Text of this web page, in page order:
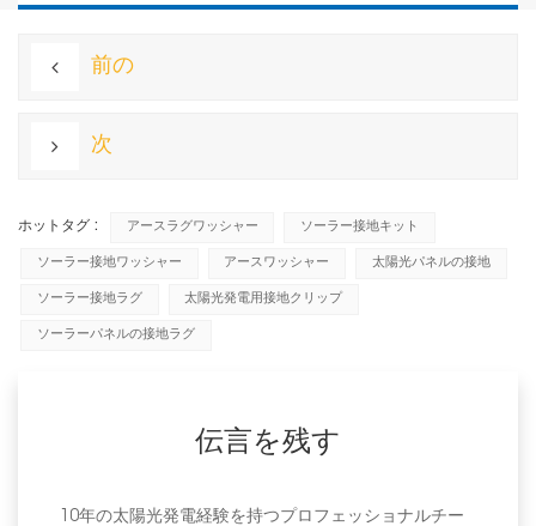
前の
次
ホットタグ : アースラグワッシャー ソーラー接地キット
ソーラー接地ワッシャー アースワッシャー 太陽光パネルの接地
ソーラー接地ラグ 太陽光発電用接地クリップ
ソーラーパネルの接地ラグ
伝言を残す
10年の太陽光発電経験を持つプロフェッショナルチー